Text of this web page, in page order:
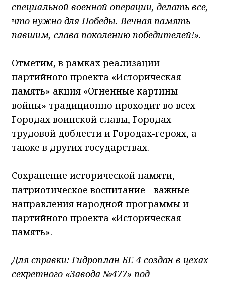
специальной военной операции, делать все,
что нужно для Победы. Вечная память
павшим, слава поколению победителей!».
Отметим, в рамках реализации
партийного проекта «Историческая
память» акция «Огненные картины
войны» традиционно проходит во всех
Городах воинской славы, Городах
трудовой доблести и Городах-героях, а
также в других государствах.
Сохранение исторической памяти,
патриотическое воспитание - важные
направления народной программы и
партийного проекта «Историческая
память».
Для справки: Гидроплан БЕ-4 создан в цехах
секретного «Завода №477» под